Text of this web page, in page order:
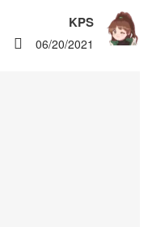
KPS
06/20/2021